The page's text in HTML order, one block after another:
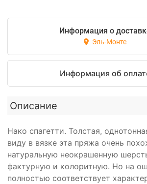
Информация о
Эль-Монте
Информация об
Описание
Нако спагетти. Толстая,
виду в вязке эта пряжа очень
натуральную неокрашенную
фактурную и колоритную. Но на
полностью соответствует